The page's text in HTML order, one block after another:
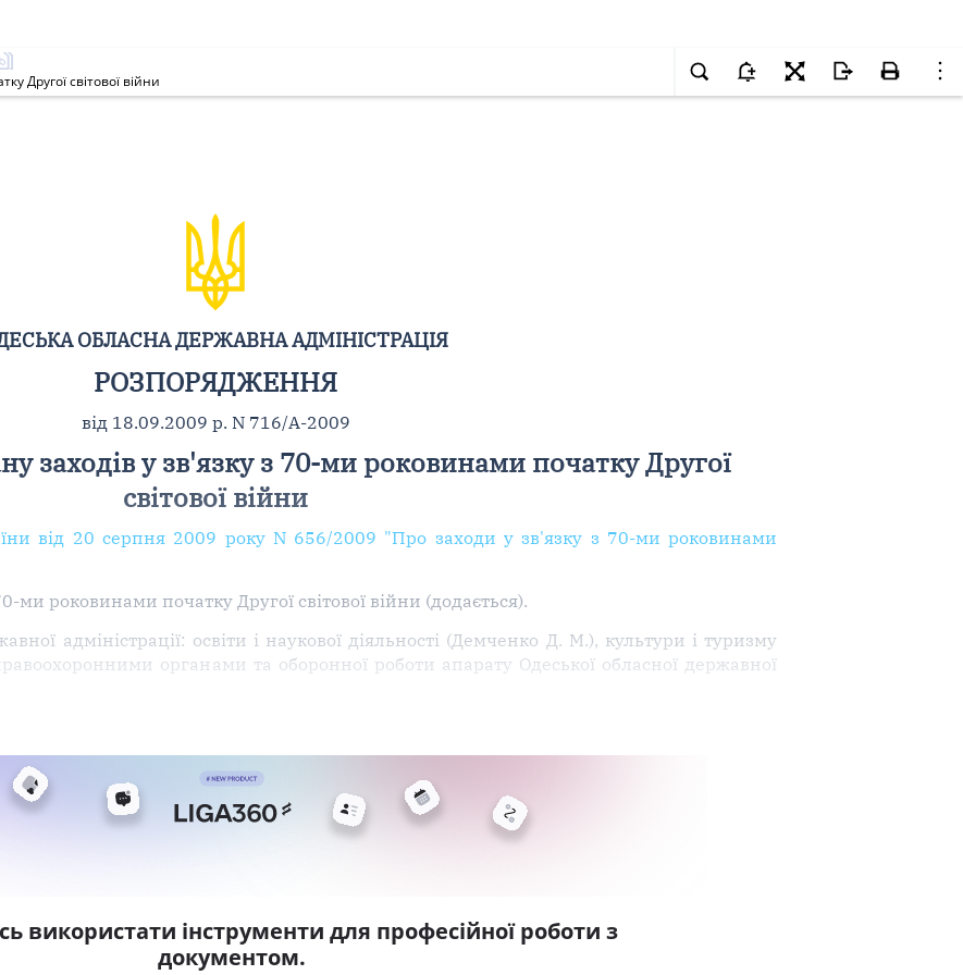
Другої світової війни
ОБЛАСНА ДЕРЖАВНА АДМІНІСТРАЦІЯ
РОЗПОРЯДЖЕННЯ
від 18.09.2009 р. N 716/А-2009
заходів у зв'язку з 70-ми роковинами початку Другої
світової війни
від 20 серпня 2009 року N 656/2009 "Про заходи у зв'язку з 70-ми роковинами
ми роковинами початку Другої світової війни (додається).
адміністрації: освіти і наукової діяльності (Демченко Д. М.), культури і туризму
органами та оборонної роботи апарату Одеської обласної державної
використати інструменти для професійної роботи з
документом.